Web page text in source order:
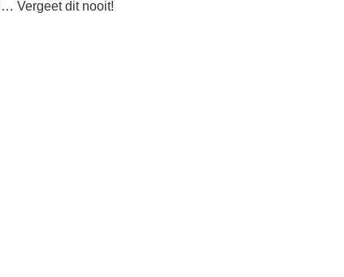
Vergeet dit nooit!